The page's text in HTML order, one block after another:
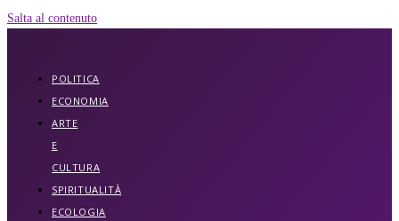
Salta al contenuto
POLITICA
ECONOMIA
ARTE
E
CULTURA
SPIRITUALITÀ
ECOLOGIA